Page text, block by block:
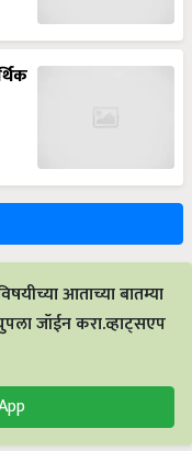
आताच्या बातम्या
जॉईन करा.व्हाट्सएप